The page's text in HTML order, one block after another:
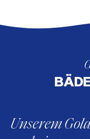
Unserem